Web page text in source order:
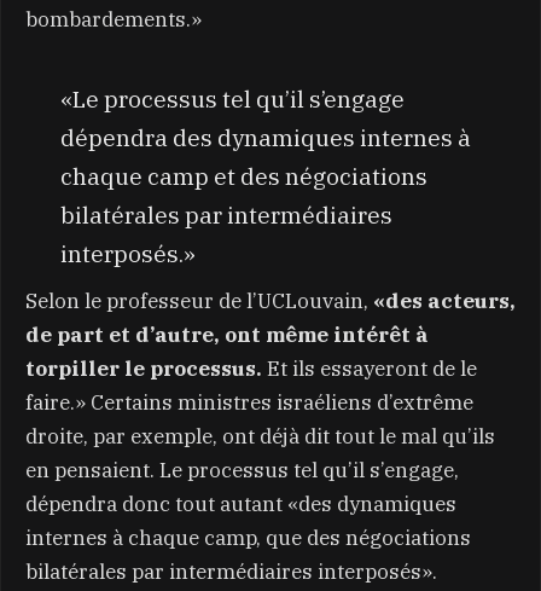
bombardements.»
«Le processus tel qu’il s’engage
dépendra des dynamiques internes à
chaque camp et des négociations
bilatérales par intermédiaires
interposés.»
Selon le professeur de l’UCLouvain, «des acteurs,
de part et d’autre, ont même intérêt à
torpiller le processus. Et ils essayeront de le
faire.» Certains ministres israéliens d’extrême
droite, par exemple, ont déjà dit tout le mal qu’ils
en pensaient. Le processus tel qu’il s’engage,
dépendra donc tout autant «des dynamiques
internes à chaque camp, que des négociations
bilatérales par intermédiaires interposés».